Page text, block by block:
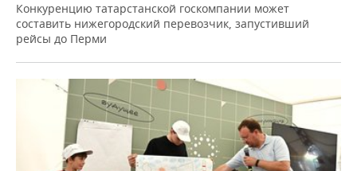
Конкуренцию татарстанской госкомпании может
составить нижегородский перевозчик, запустивший
рейсы до Перми